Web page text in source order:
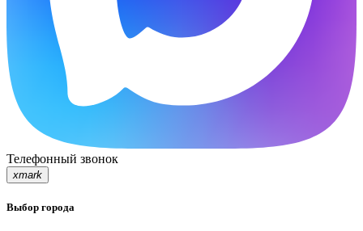
Телефонный звонок
xmark
Выбор города